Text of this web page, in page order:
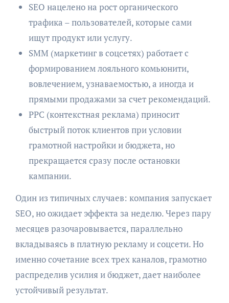
SEO нацелено на рост органического
трафика – пользователей, которые сами
ищут продукт или услугу.
SMM (маркетинг в соцсетях) работает с
формированием лояльного комьюнити,
вовлечением, узнаваемостью, а иногда и
прямыми продажами за счет рекомендаций.
PPC (контекстная реклама) приносит
быстрый поток клиентов при условии
грамотной настройки и бюджета, но
прекращается сразу после остановки
кампании.
Один из типичных случаев: компания запускает
SEO, но ожидает эффекта за неделю. Через пару
месяцев разочаровывается, параллельно
вкладываясь в платную рекламу и соцсети. Но
именно сочетание всех трех каналов, грамотно
распределив усилия и бюджет, дает наиболее
устойчивый результат.